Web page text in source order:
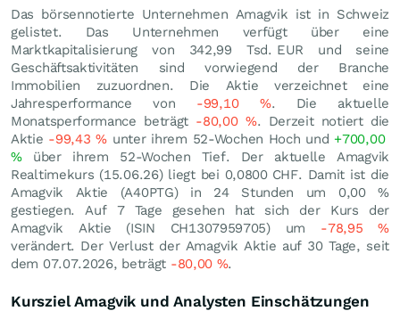
Das börsennotierte Unternehmen Amagvik ist in Schweiz
gelistet. Das Unternehmen verfügt über eine
Marktkapitalisierung von 342,99 Tsd. EUR und seine
Geschäftsaktivitäten sind vorwiegend der Branche
Immobilien zuzuordnen. Die Aktie verzeichnet eine
Jahresperformance von -99,10 %. Die aktuelle
Monatsperformance beträgt -80,00 %. Derzeit notiert die
Aktie -99,43% unter ihrem 52-Wochen Hoch und +700,00
%über ihrem 52-Wochen Tief. Der aktuelle Amagvik
Realtimekurs (15.06.26) liegt bei 0,0800 CHF. Damit ist die
Amagvik Aktie (A40PTG) in 24 Stunden um 0,00%
gestiegen. Auf 7 Tage gesehen hat sich der Kurs der
Amagvik Aktie (ISIN CH1307959705) um -78,95%
verändert. Der Verlust der Amagvik Aktie auf 30 Tage, seit
dem 07.07.2026, beträgt -80,00 %.
Kursziel Amagvik und Analysten Einschätzungen